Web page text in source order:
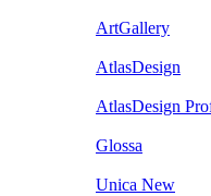
ArtGallery
AtlasDesign
AtlasDesign
Glossa
Unica New